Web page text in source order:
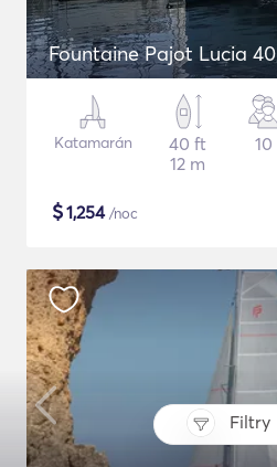
Filtry
Fountaine Pajot Lucia 40
Katamarán
40 ft
12 m
10
$1,254/noc